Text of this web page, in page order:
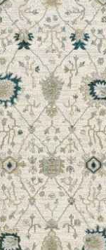
FUTÓSZŐNYEG
LÁBTÖRLŐ